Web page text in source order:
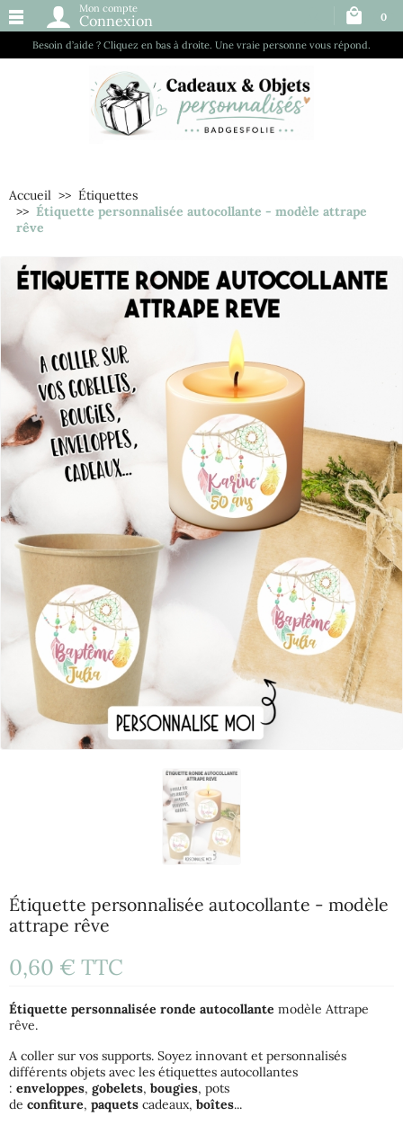
Besoin d’aide ? Cliquez en bas à droite. Une vraie personne vous répond.
Mon compte
Connexion 0
Accueil
Étiquettes
Étiquette personnalisée autocollante - modèle attrape
rêve
Étiquette personnalisée autocollante - modèle
attrape rêve
0,60 € TTC
Étiquette personnalisée ronde autocollante modèle Attrape
rêve.
A coller sur vos supports. Soyez innovant et personnalisés
différents objets avec les étiquettes autocollantes
: enveloppes, gobelets, bougies, pots
de confiture, paquets cadeaux, boîtes...